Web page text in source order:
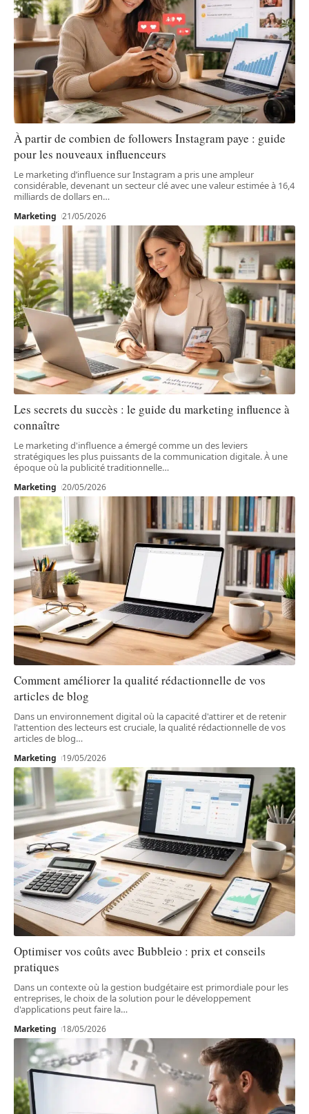
À partir de combien de followers Instagram paye : guide
pour les nouveaux influenceurs
Le marketing d’influence sur Instagram a pris une ampleur
considérable, devenant un secteur clé avec une valeur estimée à 16,4
milliards de dollars en…
Marketing 21/05/2026
Les secrets du succès : le guide du marketing influence à
connaître
Le marketing d'influence a émergé comme un des leviers
stratégiques les plus puissants de la communication digitale. À une
époque où la publicité traditionnelle…
Marketing 20/05/2026
Comment améliorer la qualité rédactionnelle de vos
articles de blog
Dans un environnement digital où la capacité d'attirer et de retenir
l'attention des lecteurs est cruciale, la qualité rédactionnelle de vos
articles de blog…
Marketing 19/05/2026
Optimiser vos coûts avec Bubbleio : prix et conseils
pratiques
Dans un contexte où la gestion budgétaire est primordiale pour les
entreprises, le choix de la solution pour le développement
d'applications peut faire la…
Marketing 18/05/2026